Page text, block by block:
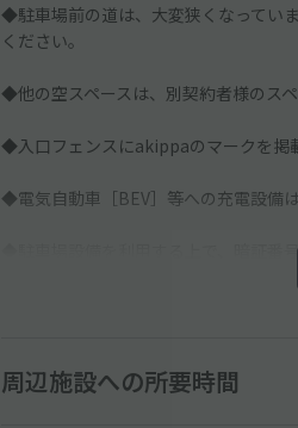
◆駐車場前の道は、大変狭くなってい
ください。
◆他の空スペースは、別契約者様のス
◆入口フェンスにakippaのマークを掲
◆電気自動車［BEV］等への充電設備
◆駐車場設備を利用する上で、暗証番
周辺施設への所要時間